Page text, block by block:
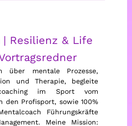
| Resilienz & Life
über mentale Prozesse,
und Therapie, begleite
im Sport vom
den Profisport, sowie 100%
Führungskräfte
Meine Mission: